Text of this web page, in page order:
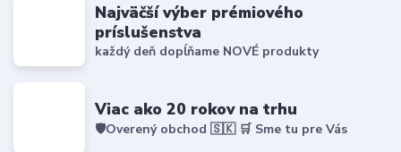
Najväčší výber prémiového
príslušenstva
každý deň dopĺňame NOVÉ produkty
Viac ako 20 rokov na trhu
🛡️Overený obchod 🇸🇰 🛒 Sme tu pre Vás